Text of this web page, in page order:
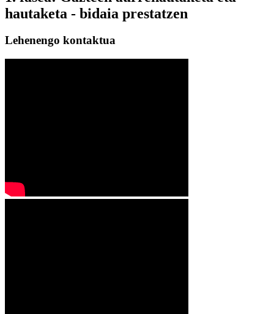
hautaketa - bidaia prestatzen
Lehenengo kontaktua